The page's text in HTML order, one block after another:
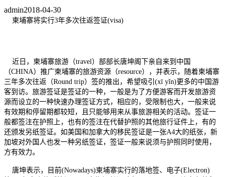
admin2018-04-30
柬埔寨将实行3年多次往返签证(visa)
近日，柬埔寨旅游（travel）部部长唐坤阁下亲自来到中国
（CHINA）推广柬埔寨的旅游资源（resource），并表示，随着柬埔寨
三年多次往返（Round trip）签的推出，希望吸引(xī yǐn)更多的中国游
客到访。旅游签证是签证的一种，一般是为了方便游客而开发旅游资
源而设立的一种快速办理签证方式，相应的，受限制也大，一般来说
有效期和停留期都较短，且只能够用来从事旅游相关的活动。签证一
般都签注在护照上，也有的签注在代替护照的其他旅行证件上，有的
还颁发另纸签证。如美国和加拿大的移民签证是一张A4大的纸张，新
加坡对外国人也发一种另纸签证，签证一般来说须与护照同时使用，
方有效力。
唐坤表示，目前(Nowadays)柬埔寨实行的落地签、电子(Electron)